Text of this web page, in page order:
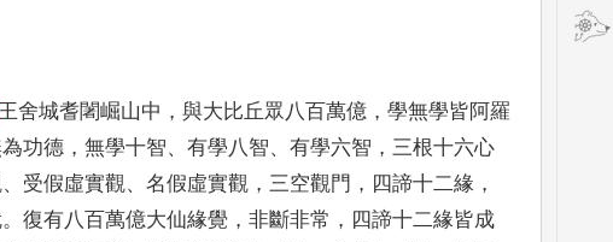
王舍城耆闍崛山中 ， 與大比丘眾八百萬億 ， 學無學皆阿羅
功德 ， 無學十智、 有學八智、 有學六智 ， 三根十六心
、 受假虛實觀、 名假虛實觀 ， 三空觀門 ， 四諦十二緣 ，
。 復有八百萬億大仙緣覺 ， 非斷非常 ， 四諦十二緣皆成